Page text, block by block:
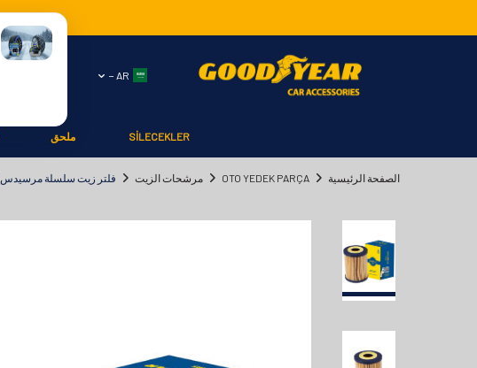
AR −
SİLECEKLER ملحق
الصفحة الرئيسية OTO YEDEK PARÇA مرشحات الزيت فلتر زيت سلسلة مرسيدس GLK متوافق بين 2008-2015 رمز OEM: A6421800009